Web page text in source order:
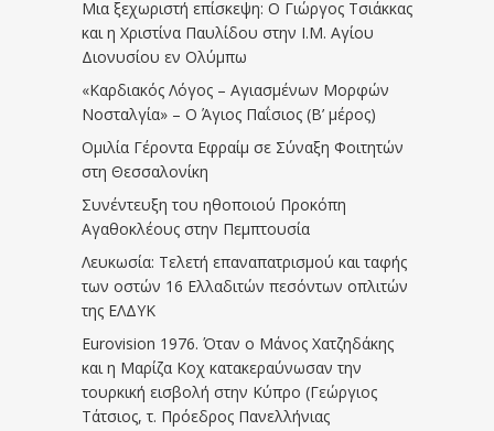
Μια ξεχωριστή επίσκεψη: Ο Γιώργος Τσιάκκας
και η Χριστίνα Παυλίδου στην Ι.Μ. Αγίου
Διονυσίου εν Ολύμπω
«Καρδιακός Λόγος – Αγιασμένων Μορφών
Νοσταλγία» – Ο Άγιος Παΐσιος (Β’ μέρος)
Ομιλία Γέροντα Εφραίμ σε Σύναξη Φοιτητών
στη Θεσσαλονίκη
Συνέντευξη του ηθοποιού Προκόπη
Αγαθοκλέους στην Πεμπτουσία
Λευκωσία: Τελετή επαναπατρισμού και ταφής
των οστών 16 Ελλαδιτών πεσόντων οπλιτών
της ΕΛΔΥΚ
Eurovision 1976. Όταν ο Μάνος Χατζηδάκης
και η Μαρίζα Κοχ κατακεραύνωσαν την
τουρκική εισβολή στην Κύπρο (Γεώργιος
Τάτσιος, τ. Πρόεδρος Πανελλήνιας